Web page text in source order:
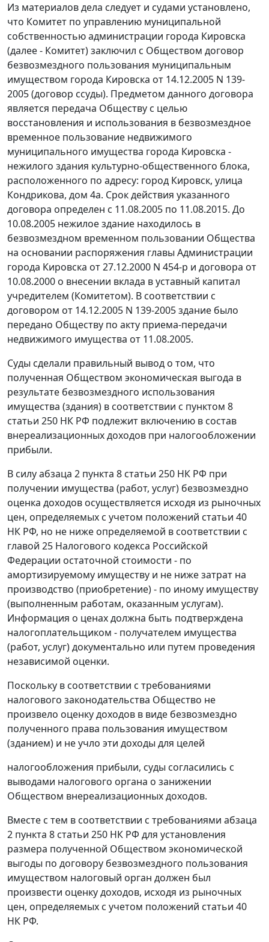
Из материалов дела следует и судами установлено,
что Комитет по управлению муниципальной
собственностью администрации города Кировска
(далее - Комитет) заключил с Обществом договор
безвозмездного пользования муниципальным
имуществом города Кировска от 14.12.2005 N 139-
2005 (договор ссуды). Предметом данного договора
является передача Обществу с целью
восстановления и использования в безвозмездное
временное пользование недвижимого
муниципального имущества города Кировска -
нежилого здания культурно-общественного блока,
расположенного по адресу: город Кировск, улица
Кондрикова, дом 4а. Срок действия указанного
договора определен с 11.08.2005 по 11.08.2015. До
10.08.2005 нежилое здание находилось в
безвозмездном временном пользовании Общества
на основании распоряжения главы Администрации
города Кировска от 27.12.2000 N 454-р и договора от
10.08.2000 о внесении вклада в уставный капитал
учредителем (Комитетом). В соответствии с
договором от 14.12.2005 N 139-2005 здание было
передано Обществу по акту приема-передачи
недвижимого имущества от 11.08.2005.
Суды сделали правильный вывод о том, что
полученная Обществом экономическая выгода в
результате безвозмездного использования
имущества (здания) в соответствии с пунктом 8
статьи 250 НК РФ подлежит включению в состав
внереализационных доходов при налогообложении
прибыли.
В силуабзаца 2 пункта 8 статьи 250 НК РФ при
получении имущества (работ, услуг) безвозмездно
оценка доходов осуществляется исходя из рыночных
цен, определяемых с учетом положений статьи 40
НК РФ, но не ниже определяемой в соответствии с
главой 25 Налогового кодекса Российской
Федерации остаточной стоимости - по
амортизируемому имуществу и не ниже затрат на
производство (приобретение) - по иному имуществу
(выполненным работам, оказанным услугам).
Информация о ценах должна быть подтверждена
налогоплательщиком - получателем имущества
(работ, услуг) документально или путем проведения
независимой оценки.
Поскольку в соответствии с требованиями
налогового законодательства Общество не
произвело оценку доходов в виде безвозмездно
полученного права пользования имуществом
(зданием) и не учло эти доходы для целей
налогообложения прибыли, суды согласились с
выводами налогового органа о занижении
Обществом внереализационных доходов.
Вместе с тем в соответствии с требованиями абзаца
2 пункта 8 статьи 250 НК РФ для установления
размера полученной Обществом экономической
выгоды по договору безвозмездного пользования
имуществом налоговый орган должен был
произвести оценку доходов, исходя из рыночных
цен, определяемых с учетом положений статьи 40
НК РФ.